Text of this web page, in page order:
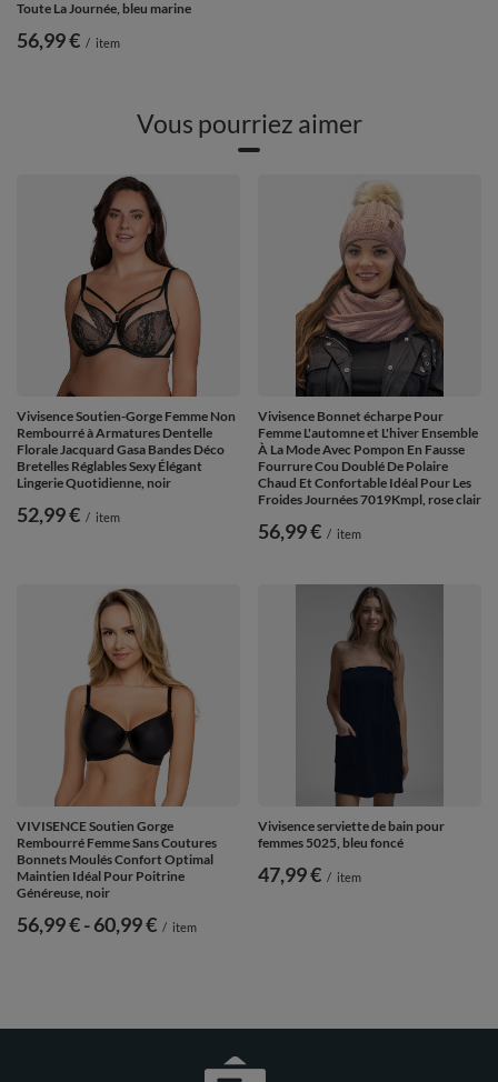
Toute La Journée, bleu marine
56,99 € / item
Vous pourriez aimer
Vivisence Soutien-Gorge Femme Non
Rembourré à Armatures Dentelle
Florale Jacquard Gasa Bandes Déco
Bretelles Réglables Sexy Élégant
Lingerie Quotidienne, noir
52,99 € / item
Vivisence Bonnet écharpe Pour
Femme L'automne et L'hiver Ensemble
À La Mode Avec Pompon En Fausse
Fourrure Cou Doublé De Polaire
Chaud Et Confortable Idéal Pour Les
Froides Journées 7019Kmpl, rose clair
56,99 € / item
VIVISENCE Soutien Gorge
Rembourré Femme Sans Coutures
Bonnets Moulés Confort Optimal
Maintien Idéal Pour Poitrine
Généreuse, noir
de
56,99 €-vers le bas
60,99 € / item
Vivisence serviette de bain pour
femmes 5025, bleu foncé
47,99 € / item